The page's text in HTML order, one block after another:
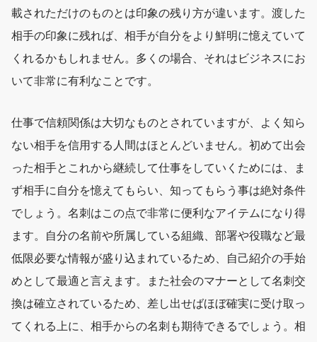
載されただけのものとは印象の残り方が違います。渡した
相手の印象に残れば、相手が自分をより鮮明に憶えていて
くれるかもしれません。多くの場合、それはビジネスにお
いて非常に有利なことです。
仕事で信頼関係は大切なものとされていますが、よく知ら
ない相手を信用する人間はほとんどいません。初めて出会
った相手とこれから継続して仕事をしていくためには、ま
ず相手に自分を憶えてもらい、知ってもらう事は絶対条件
でしょう。名刺はこの点で非常に便利なアイテムになり得
ます。自分の名前や所属している組織、部署や役職など最
低限必要な情報が盛り込まれているため、自己紹介の手始
めとして最適と言えます。また社会のマナーとして名刺交
換は確立されているため、差し出せばほぼ確実に受け取っ
てくれる上に、相手からの名刺も期待できるでしょう。相